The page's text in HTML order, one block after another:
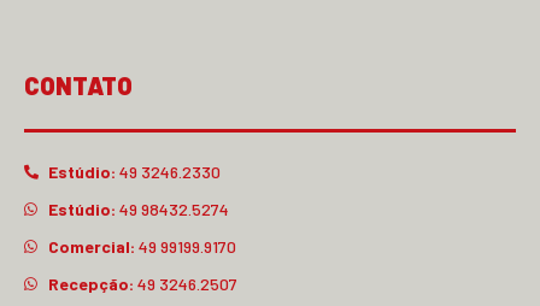
CONTATO
Estúdio: 49 3246.2330
Estúdio: 49 98432.5274
Comercial: 49 99199.9170
Recepção: 49 3246.2507